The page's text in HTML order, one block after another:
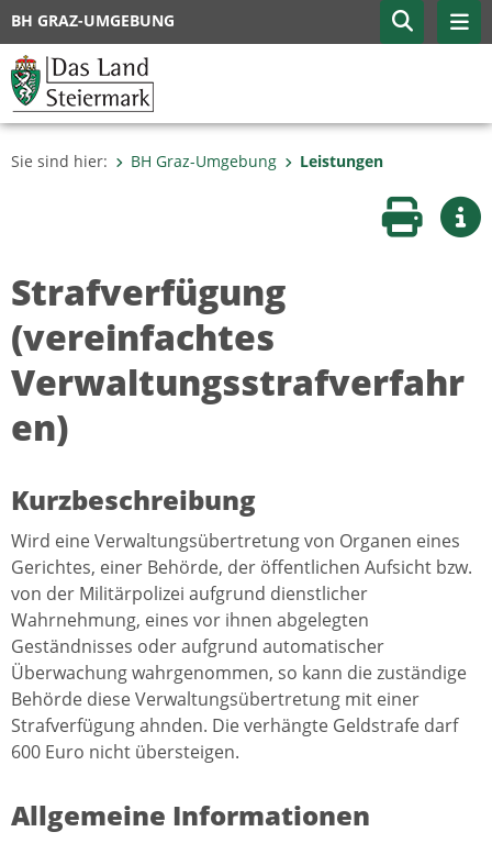
BH GRAZ-UMGEBUNG
Sie sind hier: BH Graz-Umgebung Leistungen
Seite
Strafverfügung
(vereinfachtes
Verwaltungsstrafverfahr
en)
Kurzbeschreibung
Wird eine Verwaltungsübertretung von Organen eines
Gerichtes, einer Behörde, der öffentlichen Aufsicht bzw.
von der Militärpolizei aufgrund dienstlicher
Wahrnehmung, eines vor ihnen abgelegten
Geständnisses oder aufgrund automatischer
Überwachung wahrgenommen, so kann die zuständige
Behörde diese Verwaltungsübertretung mit einer
Strafverfügung ahnden. Die verhängte Geldstrafe darf
600 Euro nicht übersteigen.
Allgemeine Informationen